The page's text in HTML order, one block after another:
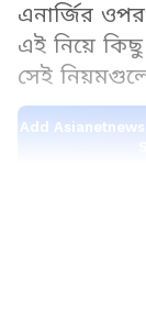
এনার্জির
এই নিয়ে
সেই
Add